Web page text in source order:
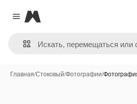
Close menu
Magnific
Главная/Стоковый/Фотографии/